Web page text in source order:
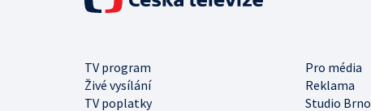
TV program
Pro média
Živé vysílání
Reklama
TV poplatky
Studio Brno